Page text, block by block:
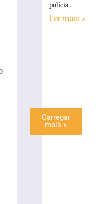
Carregar
mais »
polícia...
Ler mais »